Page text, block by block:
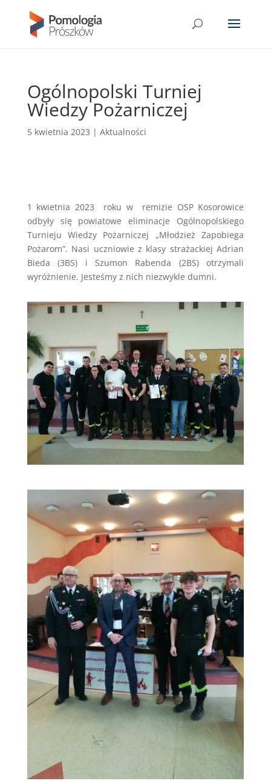
Ogólnopolski Turniej
Wiedzy Pożarniczej
5 kwietnia 2023 | Aktualności
1 kwietnia 2023 roku w remizie OSP Kosorowice
odbyły się powiatowe eliminacje Ogólnopolskiego
Turnieju Wiedzy Pożarniczej „Młodzież Zapobiega
Pożarom”. Nasi uczniowie z klasy strażackiej Adrian
Bieda (3BS) i Szumon Rabenda (2BS) otrzymali
wyróżnienie. Jesteśmy z nich niezwykle dumni.